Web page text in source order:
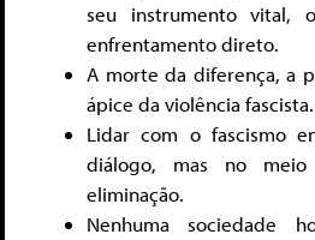
seu instrumento
enfrentamento direto.
A morte da diferença, a
ápice da violência fascista.
Lidar com o fascismo
diálogo, mas no
eliminação.
Nenhuma sociedade